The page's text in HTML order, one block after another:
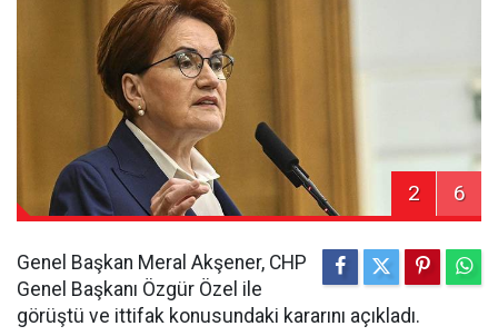
2 6
Genel Başkan Meral Akşener, CHP
Genel Başkanı Özgür Özel ile
görüştü ve ittifak konusundaki kararını açıkladı.